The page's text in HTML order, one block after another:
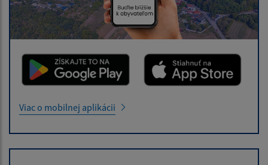
Viac o mobilnej aplikácii